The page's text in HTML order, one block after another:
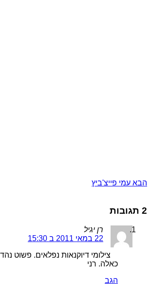
הבא עמי פייצ'ביץ
2 תגובות
רן יגיל
22 במאי 2011 ב 15:30
צילומי דיוקנאות נפלאים. פשוט
כאלה. רני
הגב